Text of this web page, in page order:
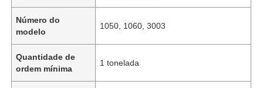
Número do
modelo
1050, 1060, 3003
Quantidade de
ordem mínima
1 tonelada